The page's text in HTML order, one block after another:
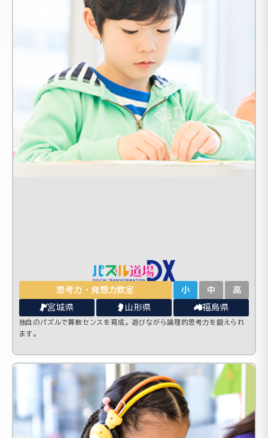
思考力・発想力教室 小 中 高
宮城県 山形県 福島県
独自のパズルで算数センスを育成。遊びながら論理的思考力を鍛えられ
ます。